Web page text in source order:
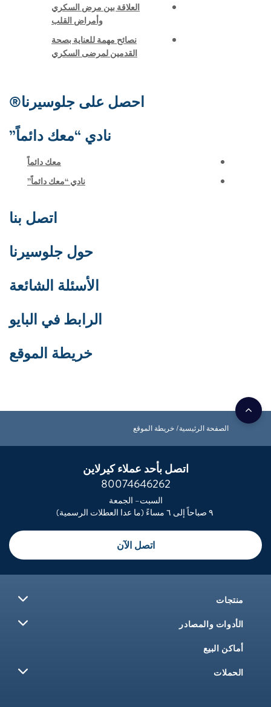
العلاقة بين مرض السكري
وأمراض القلب
نصائح مهمة للعناية بصحة
القدمين لمرضى السكري
احصل على جلوسيرنا®
نادي “معك دائماً”
معك دائماً
نادي “معك دائماً”
اتصل بنا
حول جلوسيرنا
الأسئلة الشائعة
الرابط في البايو
خريطة الموقع
الصفحة الرئيسية خريطة الموقع
اتصل بأحد عملاء كيرلاين
80074646262
السبت– الجمعة
اتصل الآن
منتجات
الأدوات والمصادر
أماكن البيع
الحملات